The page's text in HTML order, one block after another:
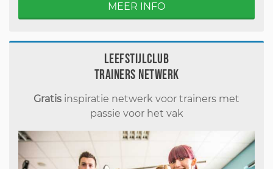
MEER INFO
Leefstijlclub
Trainers Netwerk
Gratis inspiratie netwerk voor trainers met
passie voor het vak